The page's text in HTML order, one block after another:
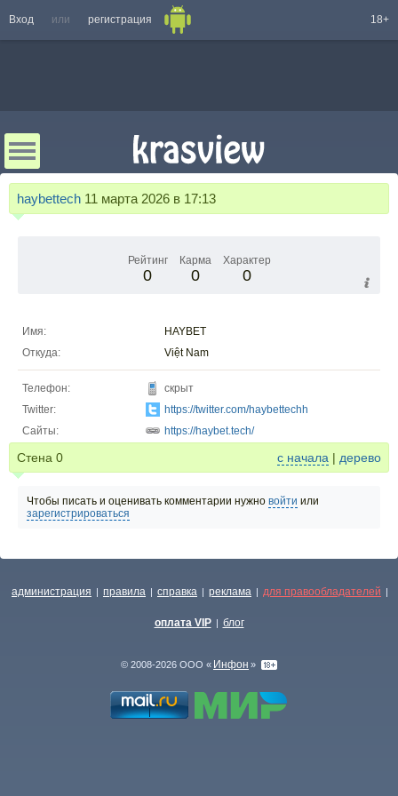
Вход или регистрация 18+
haybettech 11 марта 2026 в 17:13
Рейтинг
0
Карма
0
Характер
0
Имя:
HAYBET
Откуда:
Việt Nam
Телефон:
скрыт
Twitter:
https://twitter.com/haybettechh
Сайты:
https://haybet.tech/
Стена 0 с начала | дерево
Чтобы писать и оценивать комментарии нужно войти или
зарегистрироваться
администрация | правила | справка | реклама | для правообладателей |
оплата VIP | блог
© 2008-2026 ООО « Инфон »